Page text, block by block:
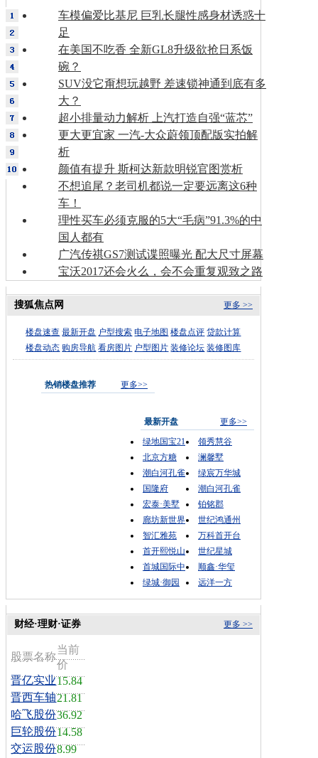
车模偏爱比基尼 巨乳长腿性感身材诱惑十
足
在美国不吃香 全新GL8升级欲抢日系饭
碗？
SUV没它甭想玩越野 差速锁神通到底有多
大？
超小排量动力解析 上汽打造自强“蓝芯”
更大更宜家 一汽-大众蔚领顶配版实拍解
析
颜值有提升 斯柯达新款明锐官图赏析
不想追尾？老司机都说一定要远离这6种
车！
理性买车必须克服的5大“毛病”91.3%的中
国人都有
广汽传祺GS7测试谍照曝光 配大尺寸屏幕
宝沃2017还会火么，会不会重复观致之路
更多 >>
搜狐焦点网
楼盘速查 最新开盘 户型搜索 电子地图 楼盘点评 贷款计算
楼盘动态 购房导航 看房图片 户型图片 装修论坛 装修图库
热销楼盘推荐 更多>>
最新开盘
更多>>
绿地国宝21
领秀慧谷
北京方糖
澜馨墅
潮白河孔雀
绿宸万华城
国隆府
潮白河孔雀
宏泰·美墅
铂铭郡
廊坊新世界
世纪鸿通州
智汇雅苑
万科首开台
首开熙悦山
世纪星城
首城国际中
顺鑫·华玺
绿城·御园
远洋一方
更多 >>
财经·理财·证券
股票名称
当前
价
晋亿实业15.84
晋西车轴21.81
哈飞股份36.92
巨轮股份14.58
交运股份8.99